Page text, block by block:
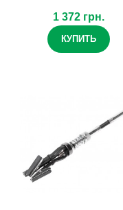
1 372 грн.
КУПИТЬ